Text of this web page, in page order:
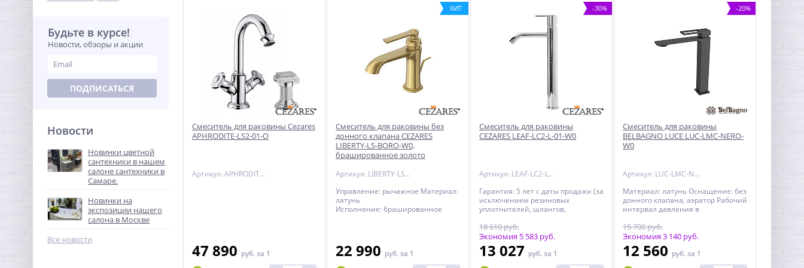
Будьте в курсе!
Новости, обзоры и акции
ПОДПИСАТЬСЯ
Новости
Новинки цветной
сантехники в нашем
салоне сантехники в
Самаре.
Новинки на
экспозиции нашего
салона в Москве
Все новости
Смеситель для раковины Cezares
APHRODITE-LS2-01-O
Артикул: APHRODITE-LS2-01-O
47 890 руб. за 1
ХИТ
Смеситель для раковины без
донного клапана CEZARES
LIBERTY-LS-BORO-W0,
брашированное золото
Артикул: LIBERTY-LS-BORO-W0
Управление: рычажное Материал:
латунь
Исполнение: брашированное
1 отверстие Тип подводки: гибкая
1/2" Оснащение: без донного
клапана ВНИМАНИЕ: донные
22 990 руб. за 1
-30%
Смеситель для раковины
CEZARES LEAF-LC2-L-01-W0
Артикул: LEAF-LC2-L-01-W0
Гарантия: 5 лет с даты продажи (за
исключением резиновых
уплотнителей, шлангов,
комплектующие изделий CEZARES,
за исключением
резинотехнических изделий - 3
года с даты продажи - на
резинотехнические изделия - 1
18 610 руб.
Экономия 5 583 руб.
13 027 руб. за 1
-20%
Смеситель для раковины
BELBAGNO LUCE LUC-LMC-NERO-
W0
Артикул: LUC-LMC-NERO-W0
Материал: латунь Оснащение: без
донного клапана, аэратор Рабочий
интервал давления в
Гарантия: 5 лет с даты продажи (за
исключением резиновых
уплотнителей, шлангов,
переключателей) - на остальные
комплектующие изделий
15 700 руб.
Экономия 3 140 руб.
12 560 руб. за 1